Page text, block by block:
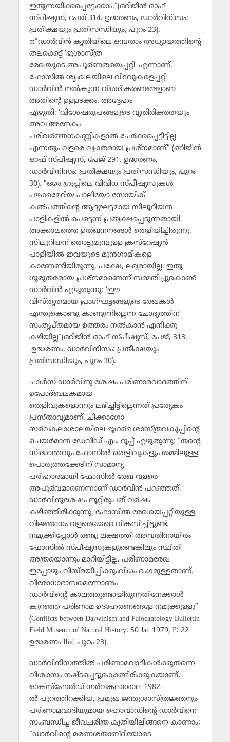
ഇതുന്നയിക്കപ്പെട്ടേക്കാം.”(ഒറിജിന്‍ ഓഫ്
സ്പീഷ്യസ്, പേജ് 314. ഉദ്ധരണം, ഡാര്‍വിനിസം:
പ്രതീക്ഷയും പ്രതിസന്ധിയും, പുറം 23).
m”ഡാര്‍വിന്‍ കൃതിയിലെ ഒമ്പതാം അധ്യായത്തിന്റെ
തലക്കെട്ട് ‘ഭൂശാസ്ത്ര
രേഖയുടെ അപൂര്‍ണതയെപ്പറ്റി’ എന്നാണ്.
ഫോസില്‍ ശൃംഖലയിലെ വിടവുകളെപ്പറ്റി
ഡാര്‍വിന്‍ നല്‍കുന്ന വിശദീകരണങ്ങളാണ്
അതിന്റെ ഉള്ളടക്കം. അദ്ദേഹം
എഴുതി: ‘വിശേഷരൂപങ്ങളുടെ വ്യതിരിക്തതയും
അവ അനേകം
പരിവര്‍ത്തനകണ്ണികളാല്‍ ചേര്‍ക്കപ്പെട്ടിട്ടില്ല
എന്നതും വളരെ വ്യക്തമായ പ്രശ്നമാണ്” (ഒറിജിന്‍
ഓഫ് സ്പീഷ്യസ്, പേജ് 291. ഉദ്ധരണം,
ഡാര്‍വിനിസം: പ്രതീക്ഷയും പ്രതിസന്ധിയും, പുറം
30). “ഒരേ ഗ്രൂപ്പിലെ വിവിധ സ്പീഷ്യസുകള്‍
പഴക്കമേറിയ പാലിയോ സോയിക്
കല്‍പത്തിന്റെ ആദ്യഘട്ടമായ സിലൂറിയന്‍
പാളികളില്‍ പെട്ടെന്ന് പ്രത്യക്ഷപ്പെടുന്നതായി
അക്കാലത്തെ ഉത്ഖനനങ്ങള്‍ തെളിയിച്ചിരുന്നു.
സിലൂറിയന് തൊട്ടുമുമ്പുള്ള ക്രസ്റേഷ്യന്‍
പാളിയില്‍ ഇവയുടെ മുന്‍ഗാമികളെ
കാണേണ്ടിയിരുന്നു. പക്ഷേ, ലഭ്യമായില്ല. ഇതു
ഗുരുതരമായ പ്രശ്നമാണെന്ന് സമ്മതിച്ചുകൊണ്ട്
ഡാര്‍വിന്‍ എഴുതുന്നു: ‘ഈ
വിസ്തൃതമായ പ്രാഗ്ഘട്ടങ്ങളുടെ രേഖകള്‍
എന്തുകൊണ്ടു കാണുന്നില്ലെന്ന ചോദ്യത്തിന്
സംതൃപ്തമായ ഉത്തരം നല്‍കാന്‍ എനിക്കു
കഴിയില്ല”(ഒറിജിന്‍ ഓഫ് സ്പീഷ്യസ്, പേജ്, 313.
ഉദ്ധരണം, ഡാര്‍വിനിസം: പ്രതീക്ഷയും
പ്രതിസന്ധിയും, പുറം 30).
ചാള്‍സ് ഡാര്‍വിനു ശേഷം പരിണാമവാദത്തിന്
ഉപോദ്ബലകമായ
തെളിവുകളൊന്നും ലഭിച്ചിട്ടില്ലെന്നത് പ്രത്യേകം
പ്രസ്താവ്യമാണ്. ചിക്കാഗോ
സര്‍വകലാശാലയിലെ ഭൂഗര്‍ഭ ശാസ്ത്രവകുപ്പിന്റെ
ചെയര്‍മാന്‍ ഡേവിഡ് എം. റൂപ്പ് എഴുതുന്നു: “തന്റെ
സിദ്ധാന്തവും ഫോസില്‍ തെളിവുകളും തമ്മിലുള്ള
പൊരുത്തക്കേടിന് സാമാന്യ
പരിഹാരമായി ഫോസില്‍ രേഖ വളരെ
അപൂര്‍വമാണെന്നാണ് ഡാര്‍വിന്‍ പറഞ്ഞത്.
ഡാര്‍വിനുശേഷം നൂറ്റിരുപത് വര്‍ഷം
കഴിഞ്ഞിരിക്കുന്നു. ഫോസില്‍ രേഖയെപ്പറ്റിയുള്ള
വിജ്ഞാനം വളരെയേറെ വികസിച്ചിട്ടുണ്ട്.
നമുക്കിപ്പോള്‍ രണ്ടു ലക്ഷത്തി അമ്പതിനായിരം
ഫോസില്‍ സ്പീഷ്യസുകളുണ്ടെങ്കിലും സ്ഥിതി
അത്രയൊന്നും മാറിയിട്ടില്ല. പരിണാമരേഖ
ഇപ്പോഴും വിസ്മയിപ്പിക്കുംവിധം ഭംഗമുള്ളതാണ്.
വിരോധാഭാസമെന്നോണം
ഡാര്‍വിന്റെ കാലത്തുണ്ടായിരുന്നതിനേക്കാള്‍
കുറഞ്ഞ പരിണാമ ഉദാഹരണങ്ങളേ നമുക്കുള്ളൂ”
(Conflicts between Darwinism and Paloeantology Bullettin
Field Museum of Natural History: 50 Jan 1979, P: 22
ഉദ്ധരണം Ibid പുറം 23).
ഡാര്‍വിനിസത്തില്‍ പരിണാമവാദികള്‍ക്കുതന്നെ
വിശ്വാസം നഷ്ടപ്പെട്ടുകൊണ്ടിരിക്കുകയാണ്.
ഓക്സ്ഫോര്‍ഡ് സര്‍വകലാശാല 1982-
ല്‍ പുറത്തിറക്കിയ, പ്രമുഖ ജന്തുശാസ്ത്രജ്ഞനും
പരിണാമവാദിയുമായ ഹൊവാഡിന്റെ ഡാര്‍വിനെ
സംബന്ധിച്ച ജീവചരിത്ര കൃതിയിലിങ്ങനെ കാണാം:
“ഡാര്‍വിന്റെ മരണശതാബ്ദിയോടെ